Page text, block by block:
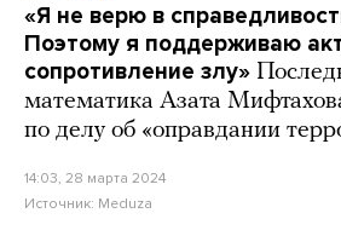
«Я не верю в
Поэтому я поддерживаю
сопротивление злу»
математика Азата
по делу об «оправдании
14:03, 28 марта 2024
Источник: Meduza